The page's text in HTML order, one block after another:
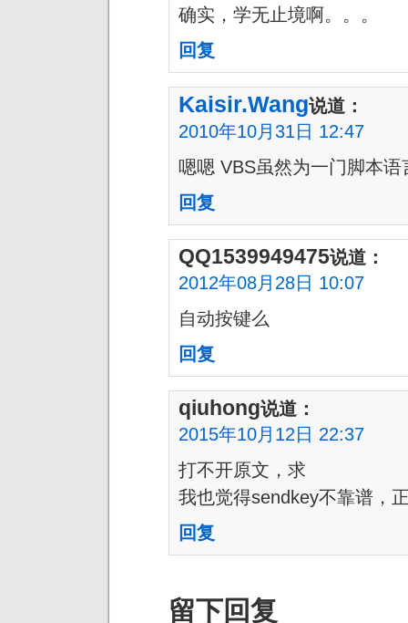
确实，学无止境啊。。。
回复
Kaisir.Wang说道：
2010年10月31日 12:47
嗯嗯 VBS虽然为一门脚本
回复
QQ1539949475说道：
2012年08月28日 10:07
自动按键么
回复
qiuhong说道：
2015年10月12日 22:37
打不开原文，求
我也觉得sendkey不靠谱，
回复
留下回复